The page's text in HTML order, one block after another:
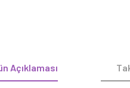
Açıklaması